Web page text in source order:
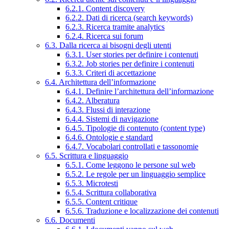
6.2.1. Content discovery
6.2.2. Dati di ricerca (search keywords)
6.2.3. Ricerca tramite analytics
6.2.4. Ricerca sui forum
6.3. Dalla ricerca ai bisogni degli utenti
6.3.1. User stories per definire i contenuti
6.3.2. Job stories per definire i contenuti
6.3.3. Criteri di accettazione
6.4. Architettura dell’informazione
6.4.1. Definire l’architettura dell’informazione
6.4.2. Alberatura
6.4.3. Flussi di interazione
6.4.4. Sistemi di navigazione
6.4.5. Tipologie di contenuto (content type)
6.4.6. Ontologie e standard
6.4.7. Vocabolari controllati e tassonomie
6.5. Scrittura e linguaggio
6.5.1. Come leggono le persone sul web
6.5.2. Le regole per un linguaggio semplice
6.5.3. Microtesti
6.5.4. Scrittura collaborativa
6.5.5. Content critique
6.5.6. Traduzione e localizzazione dei contenuti
6.6. Documenti